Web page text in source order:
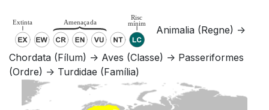
Animalia (Regne) ->
Chordata (Fílum) -> Aves (Classe) -> Passeriformes
(Ordre) -> Turdidae (Família)